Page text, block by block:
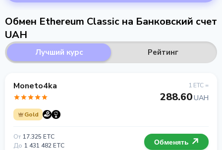
Обмен Ethereum Classic на Банковский счет
UAH
Лучший курс Рейтинг
Moneto4ka
Gold
1 ETC =
288.60UAH
От 17.325 ETC
До 1 431 482 ETC Обменять